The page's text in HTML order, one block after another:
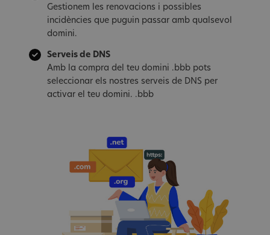
Gestionem les renovacions i possibles
incidències que puguin passar amb qualsevol
domini.
Serveis de DNS
Amb la compra del teu domini .bbb pots
seleccionar els nostres serveis de DNS per
activar el teu domini. .bbb